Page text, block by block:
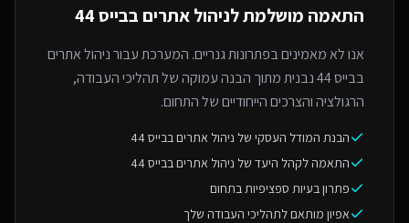
התאמה מושלמת לניהול אתרים בבייס 44
אנו לא מאמינים בפתרונות גנריים. המערכת עבור ניהול אתרים
בבייס 44 נבנית מתוך הבנה עמוקה של תהליכי העבודה,
הרגולציה והצרכים הייחודיים של התחום.
הבנת המודל העסקי של ניהול אתרים בבייס 44
התאמה לקהל היעד של ניהול אתרים בבייס 44
פתרון בעיות ספציפיות בתחום
אפיון מותאם לתהליכי העבודה שלך